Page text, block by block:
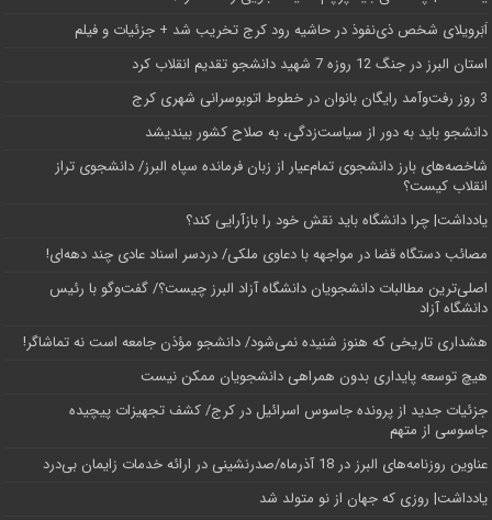
اَبَر‌ویلای شخص ذی‌نفوذ در حاشیه‌ رود کرج تخریب شد + جزئیات و فیلم
استان البرز در جنگ 12 روزه 7 شهید دانشجو تقدیم انقلاب کرد
3 روز رفت‌وآمد رایگان بانوان در خطوط اتوبوسرانی شهری کرج
دانشجو باید به دور از سیاست‌زدگی، به صلاح کشور بیندیشد
شاخصه‌های بارز دانشجوی تمام‌عیار از زبان فرمانده سپاه البرز/ دانشجوی تراز
انقلاب کیست؟
یادداشت| چرا دانشگاه باید نقش خود را بازآرایی کند؟
مصائب دستگاه قضا در مواجهه با دعاوی ملکی/ دردسر اسناد عادی چند‌ دهه‌ای!
اصلی‌ترین مطالبات دانشجویان دانشگاه آزاد البرز چیست؟/ گفت‌وگو با رئیس
دانشگاه آز‌اد
هشداری تاریخی که هنوز شنیده نمی‌شود/ دانشجو مؤذن جامعه است نه تماشاگر!
هیچ توسعه پایداری بدون همراهی دانشجویان ممکن نیست
جزئیات جدید از پرونده جاسوس اسرائیل در کرج/‌ کشف تجهیزات پیچیده
جاسوسی از متهم
عناوین روزنامه‌های البرز در ‌18 آذرماه/صدرنشینی در ارائه خدمات زایمان بی‌درد
یادداشت| روزی که جهان از نو متولد شد